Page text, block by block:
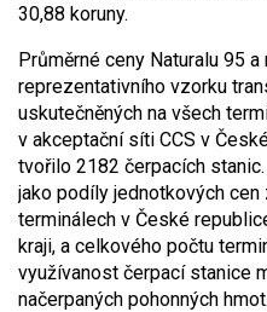
30,88 koruny.
Průměrné ceny Naturalu 95
reprezentativního vzorku
uskutečněných na všech
v akceptační síti CCS v
tvořilo 2182 čerpacích
jako podíly jednotkových cen
terminálech v České
kraji, a celkového počtu
využívanost čerpací stanice
načerpaných pohonných hmot.